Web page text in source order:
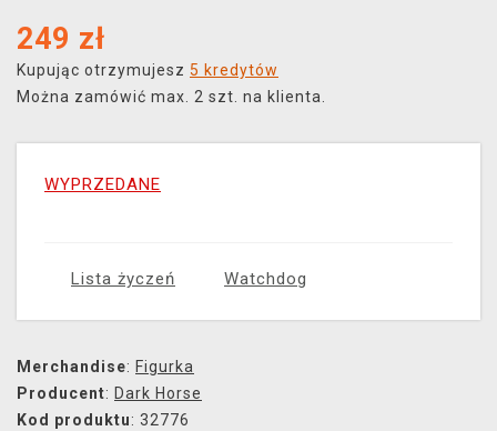
249 zł
Kupując otrzymujesz 5 kredytów
Można zamówić max. 2 szt. na klienta.
WYPRZEDANE
Lista życzeń Watchdog
Merchandise: Figurka
Producent: Dark Horse
Kod produktu: 32776